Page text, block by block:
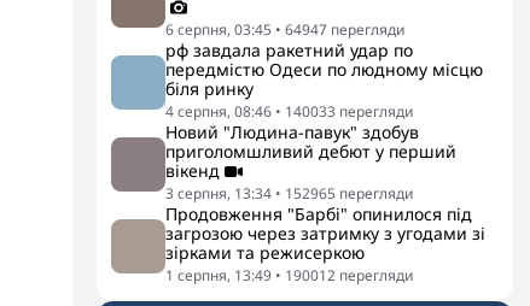
6 серпня, 03:45 • 64947 перегляди
рф завдала ракетний удар по
передмістю Одеси по людному місцю
біля ринку
4 серпня, 08:46 • 140033 перегляди
Новий "Людина-павук" здобув
приголомшливий дебют у перший
вікенд
3 серпня, 13:34 • 152965 перегляди
Продовження "Барбі" опинилося під
загрозою через затримку з угодами зі
зірками та режисеркою
1 серпня, 13:49 • 190012 перегляди